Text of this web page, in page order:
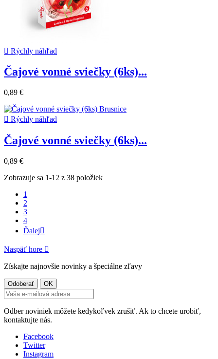
 Rýchly náhľad
Čajové vonné sviečky (6ks)...
0,89 €
 Rýchly náhľad
Čajové vonné sviečky (6ks)...
0,89 €
Zobrazuje sa 1-12 z 38 položiek
1
2
3
4
Ďalej
Naspäť hore 
Získajte najnovšie novinky a špeciálne zľavy
Odber noviniek môžete kedykoľvek zrušiť. Ak to chcete urobiť,
kontaktujte nás.
Facebook
Twitter
Instagram